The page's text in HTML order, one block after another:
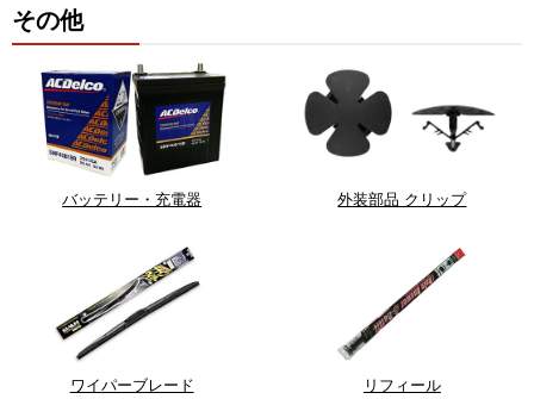
その他
バッテリー・充電器 外装部品 クリップ
ワイパーブレード リフィール